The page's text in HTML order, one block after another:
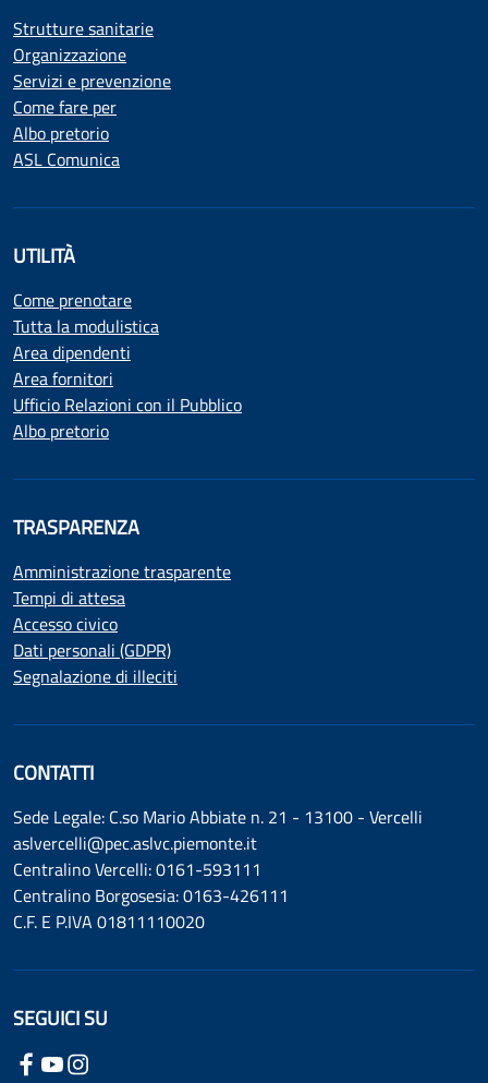
Strutture sanitarie
Organizzazione
Servizi e prevenzione
Come fare per
Albo pretorio
ASL Comunica
UTILITÀ
Come prenotare
Tutta la modulistica
Area dipendenti
Area fornitori
Ufficio Relazioni con il Pubblico
Albo pretorio
TRASPARENZA
Amministrazione trasparente
Tempi di attesa
Accesso civico
Dati personali (GDPR)
Segnalazione di illeciti
CONTATTI
Sede Legale: C.so Mario Abbiate n. 21 - 13100 - Vercelli
aslvercelli@pec.aslvc.piemonte.it
Centralino Vercelli: 0161-593111
Centralino Borgosesia: 0163-426111
C.F. E P.IVA 01811110020
SEGUICI SU